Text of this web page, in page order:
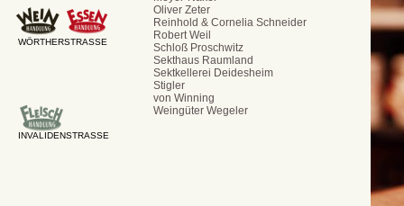
Oliver Zeter
Reinhold & Cornelia Schneider
Robert Weil
Schloß Proschwitz
Sekthaus Raumland
Sektkellerei Deidesheim
Stigler
von Winning
Weingüter Wegeler
WÖRTHERSTRASSE
INVALIDENSTRASSE